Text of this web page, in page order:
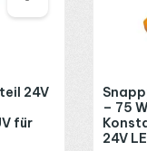
24V
für
– 75
24V